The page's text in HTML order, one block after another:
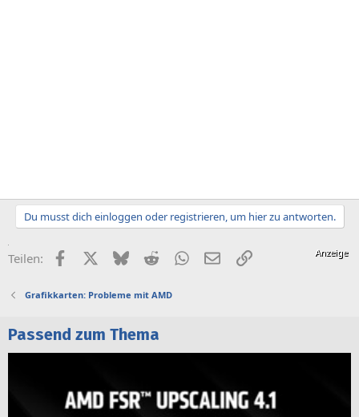
Du musst dich einloggen oder registrieren, um hier zu antworten.
Teilen: FacebookX (Twitter)
BlueskyRedditWhatsApp
E-MailLink
Grafikkarten: Probleme mit AMD
Passend zum Thema